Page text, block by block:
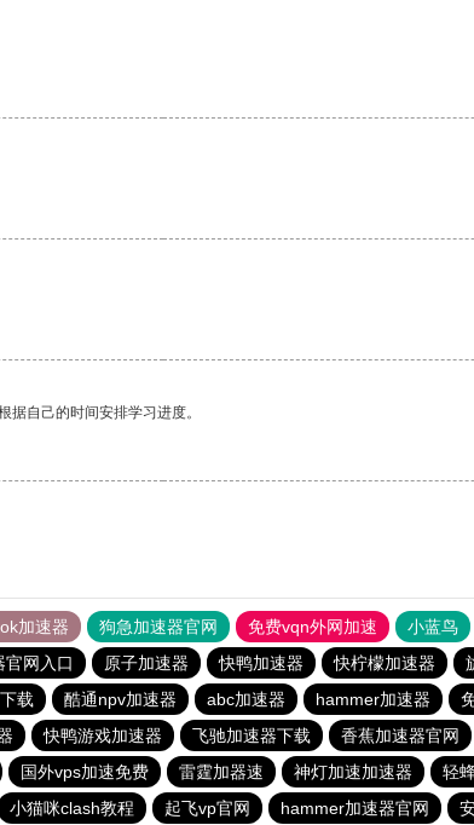
自己的时间安排学习进度。
加速器 狗急加速器官网 免费vqn外网加速 小蓝鸟
官网入口 原子加速器 快鸭加速器 快柠檬加速器
载 酷通npv加速器 abc加速器 hammer加速器
快鸭游戏加速器 飞驰加速器下载 香蕉加速器官网
国外vps加速免费 雷霆加器速 神灯加速加速器 轻
小猫咪clash教程 起飞vp官网 hammer加速器官网